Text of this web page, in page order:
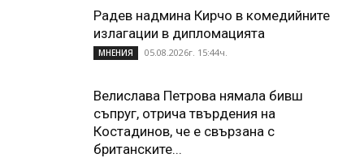
Радев надмина Кирчо в комедийните
излагации в дипломацията
МНЕНИЯ 05.08.2026г. 15:44ч.
Велислава Петрова нямала бивш
съпруг, отрича твърдения на
Костадинов, че е свързана с
британските...